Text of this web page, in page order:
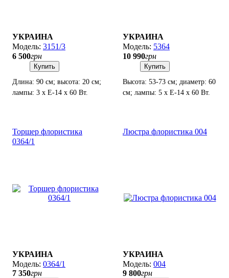
УКРАИНА
3151/3
6 500грн
Купить
Длина: 90 см; высота: 20 см;
лампы: 3 х Е-14 х 60 Вт.
УКРАИНА
5364
10 990грн
Купить
Высота: 53-73 см; диаметр: 60
см; лампы: 5 х Е-14 х 60 Вт.
Торшер флористика
0364/1
УКРАИНА
0364/1
7 350грн
Люстра флористика 004
УКРАИНА
004
9 800грн